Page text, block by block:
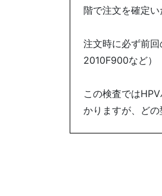
階で注文を確定い
注文時に必ず前
2010F900など）
この検査では
かりますが、どの